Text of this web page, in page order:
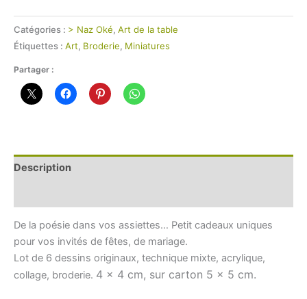
Catégories : > Naz Oké, Art de la table
Étiquettes : Art, Broderie, Miniatures
Partager :
Description
De la poésie dans vos assiettes… Petit cadeaux uniques
pour vos invités de fêtes, de mariage.
Lot de 6 dessins originaux, technique mixte, acrylique,
collage, broderie. 4 x 4 cm, sur carton 5 x 5 cm.